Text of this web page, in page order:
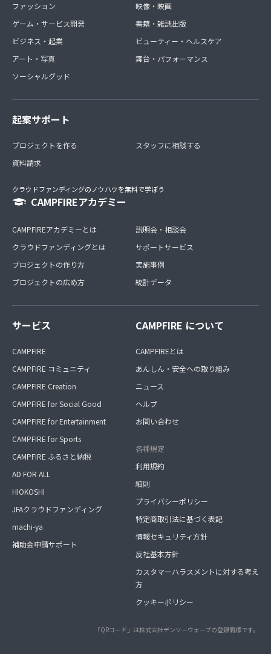
ファッション
ゲーム・サービス開発
ビジネス・起業
アート・写真
ソーシャルグッド
映像・映画
書籍・雑誌出版
ビューティー・ヘルスケア
舞台・パフォーマンス
起案サポート
プロジェクトを作る
資料請求
スタッフに相談する
クラウドファンディングのノウハウを無料で学ぼう
CAMPFIREアカデミー
CAMPFIREアカデミーとは
クラウドファンディングとは
プロジェクトの作り方
プロジェクトの広め方
説明会・相談会
サポートサービス
実施事例
統計データ
サービス
CAMPFIRE
CAMPFIRE コミュニティ
CAMPFIRE Creation
CAMPFIRE for Social Good
CAMPFIRE for Entertainment
CAMPFIRE for Sports
CAMPFIRE ふるさと納税
AD FOR ALL
HIOKOSHI
JFAクラウドファンディング
machi-ya
補助金申請サポート
CAMPFIRE について
CAMPFIREとは
あんしん・安全への取り組み
ニュース
ヘルプ
お問い合わせ
各種規定
利用規約
細則
プライバシーポリシー
特定商取引法に基づく表記
情報セキュリティ方針
反社基本方針
カスタマーハラスメントに対する考え
方
クッキーポリシー
「QRコード」は株式会社デンソーウェーブの登録商標です。